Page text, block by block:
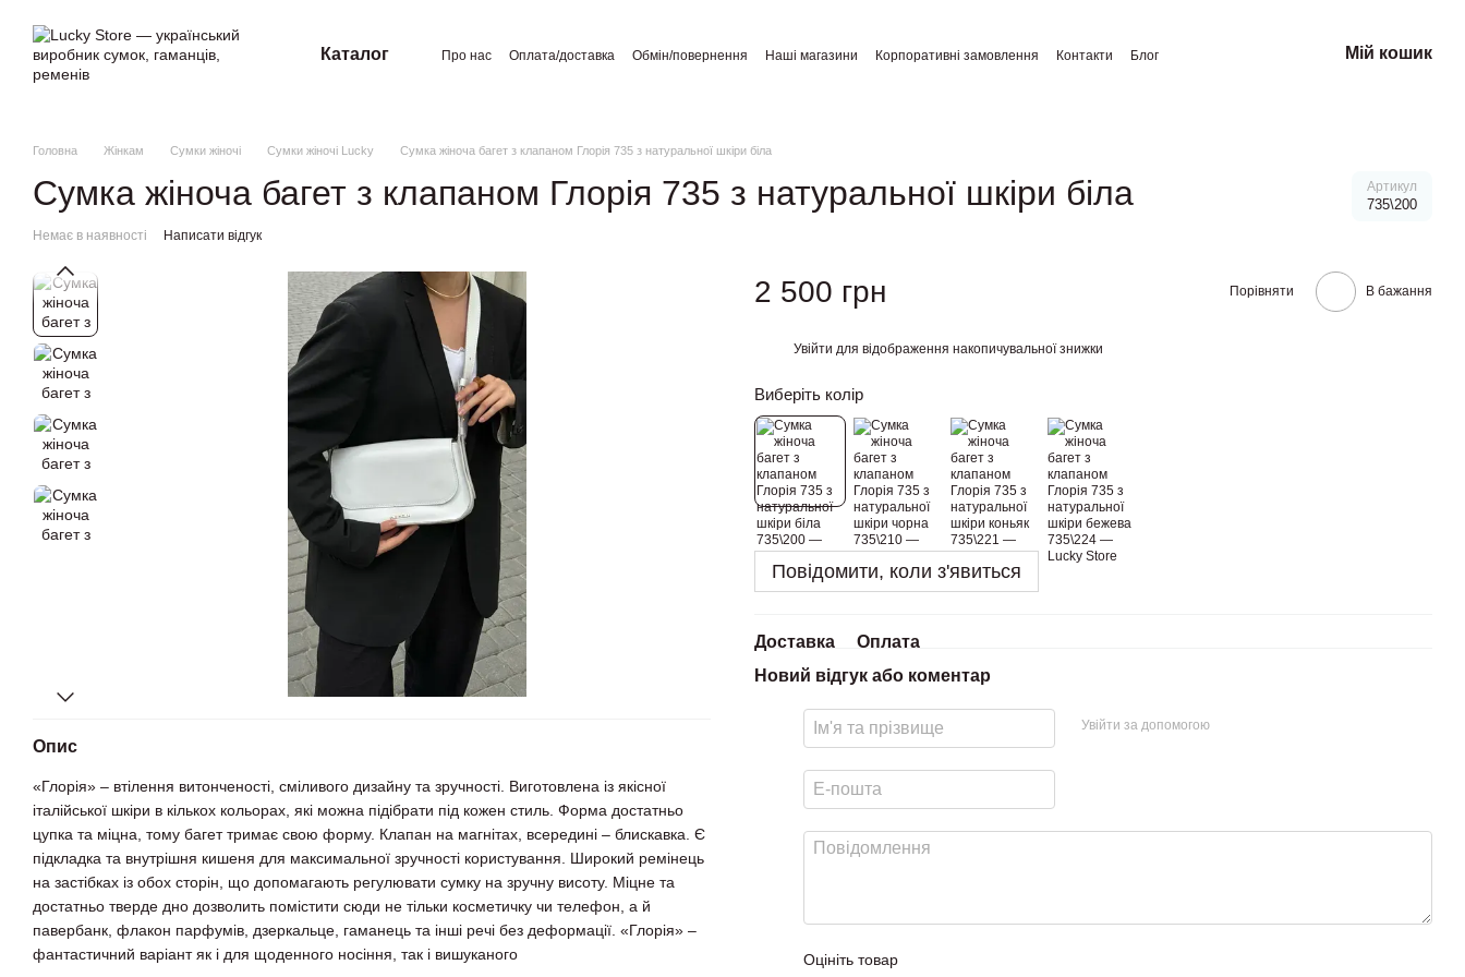
Каталог Про нас Оплата/доставка Обмін/повернення Наші магазини Корпоративні замовлення Контакти
Блог
Мій кошик
Головна Жінкам Сумки жіночі Сумки жіночі Lucky Сумка жіноча багет з клапаном Глорія 735 з натуральної шкіри біла
Сумка жіноча багет з клапаном Глорія 735 з натуральної шкіри біла Артикул
735\200
Немає в наявності Написати відгук
Опис
«Глорія» – втілення витонченості, сміливого дизайну та зручності. Виготовлена із якісної
італійської шкіри в кількох кольорах, які можна підібрати під кожен стиль. Форма достатньо
цупка та міцна, тому багет тримає свою форму. Клапан на магнітах, всередині – блискавка. Є
підкладка та внутрішня кишеня для максимальної зручності користування. Широкий ремінець
на застібках із обох сторін, що допомагають регулювати сумку на зручну висоту. Міцне та
достатньо тверде дно дозволить помістити сюди не тільки косметичку чи телефон, а й
павербанк, флакон парфумів, дзеркальце, гаманець та інші речі без деформації. «Глорія» –
фантастичний варіант як і для щоденного носіння, так і вишуканого
2 500 грн Порівняти В бажання
Увійти для відображення накопичувальної знижки
Виберіть колір
Повідомити, коли з'явиться
Доставка
Оплата
Новий відгук або коментар
Увійти за допомогою
Оцініть товар